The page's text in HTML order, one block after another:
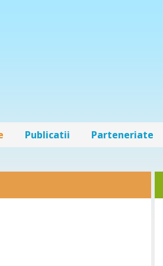
Publicatii Parteneriate